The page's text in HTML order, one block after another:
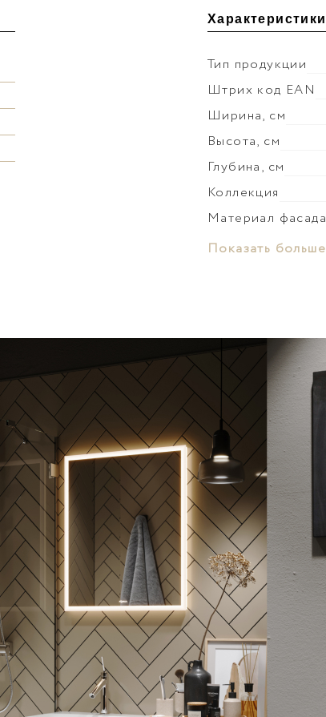
Характеристики
Тип продукции
Штрих код EAN
Ширина, см
Высота, см
Глубина, см
Коллекция
Материал фасада
Вес мебели, кг
Показать больше